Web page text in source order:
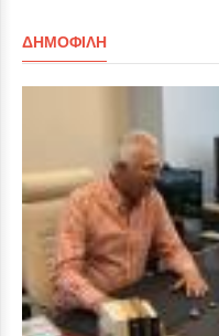
ΔΗΜΟΦΙΛΉ